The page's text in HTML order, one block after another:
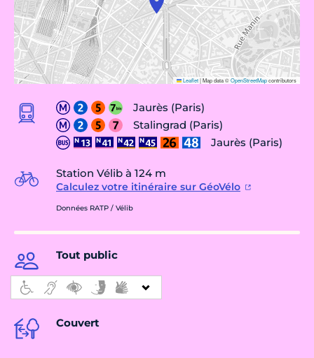
Leaflet|Map data ©OpenStreetMapcontributors
Jaurès (Paris)
Stalingrad (Paris)
Jaurès (Paris)
Station Vélib à 124 m
Calculez votre itinéraire sur GéoVélo
Données RATP / Vélib
Tout public
Couvert